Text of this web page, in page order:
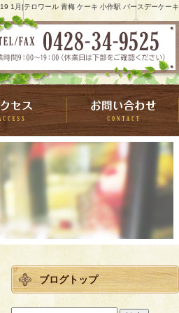
1月|テロワール 青梅 ケーキ 小作駅 バースデーケーキ
ブログトップ